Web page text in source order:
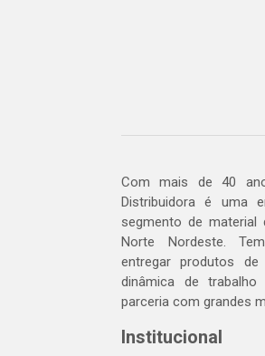
Com mais de 40
Distribuidora é uma
segmento de
Norte Nordeste.
entregar produtos
dinâmica de
parceria com grandes
Institucional